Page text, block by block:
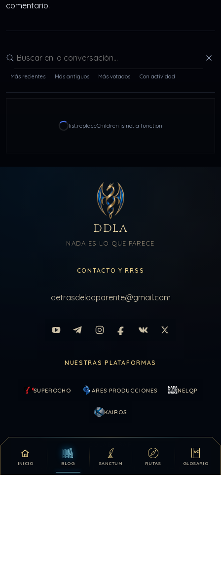
INICIO BLOG SANCTUM RUTAS GLOSARIO
comentario.
Buscar en la conversación
Más recientes Más antiguos Más votados Con actividad
list.replaceChildren is not a function
DDLA
NADA ES LO QUE PARECE
CONTACTO Y RRSS
detrasdeloaparente@gmail.com
NUESTRAS PLATAFORMAS
SUPEROCHO ARES PRODUCCIONES NELQP
KAIROS
Tu apoyo hace posible que DDLA siga creciendo.